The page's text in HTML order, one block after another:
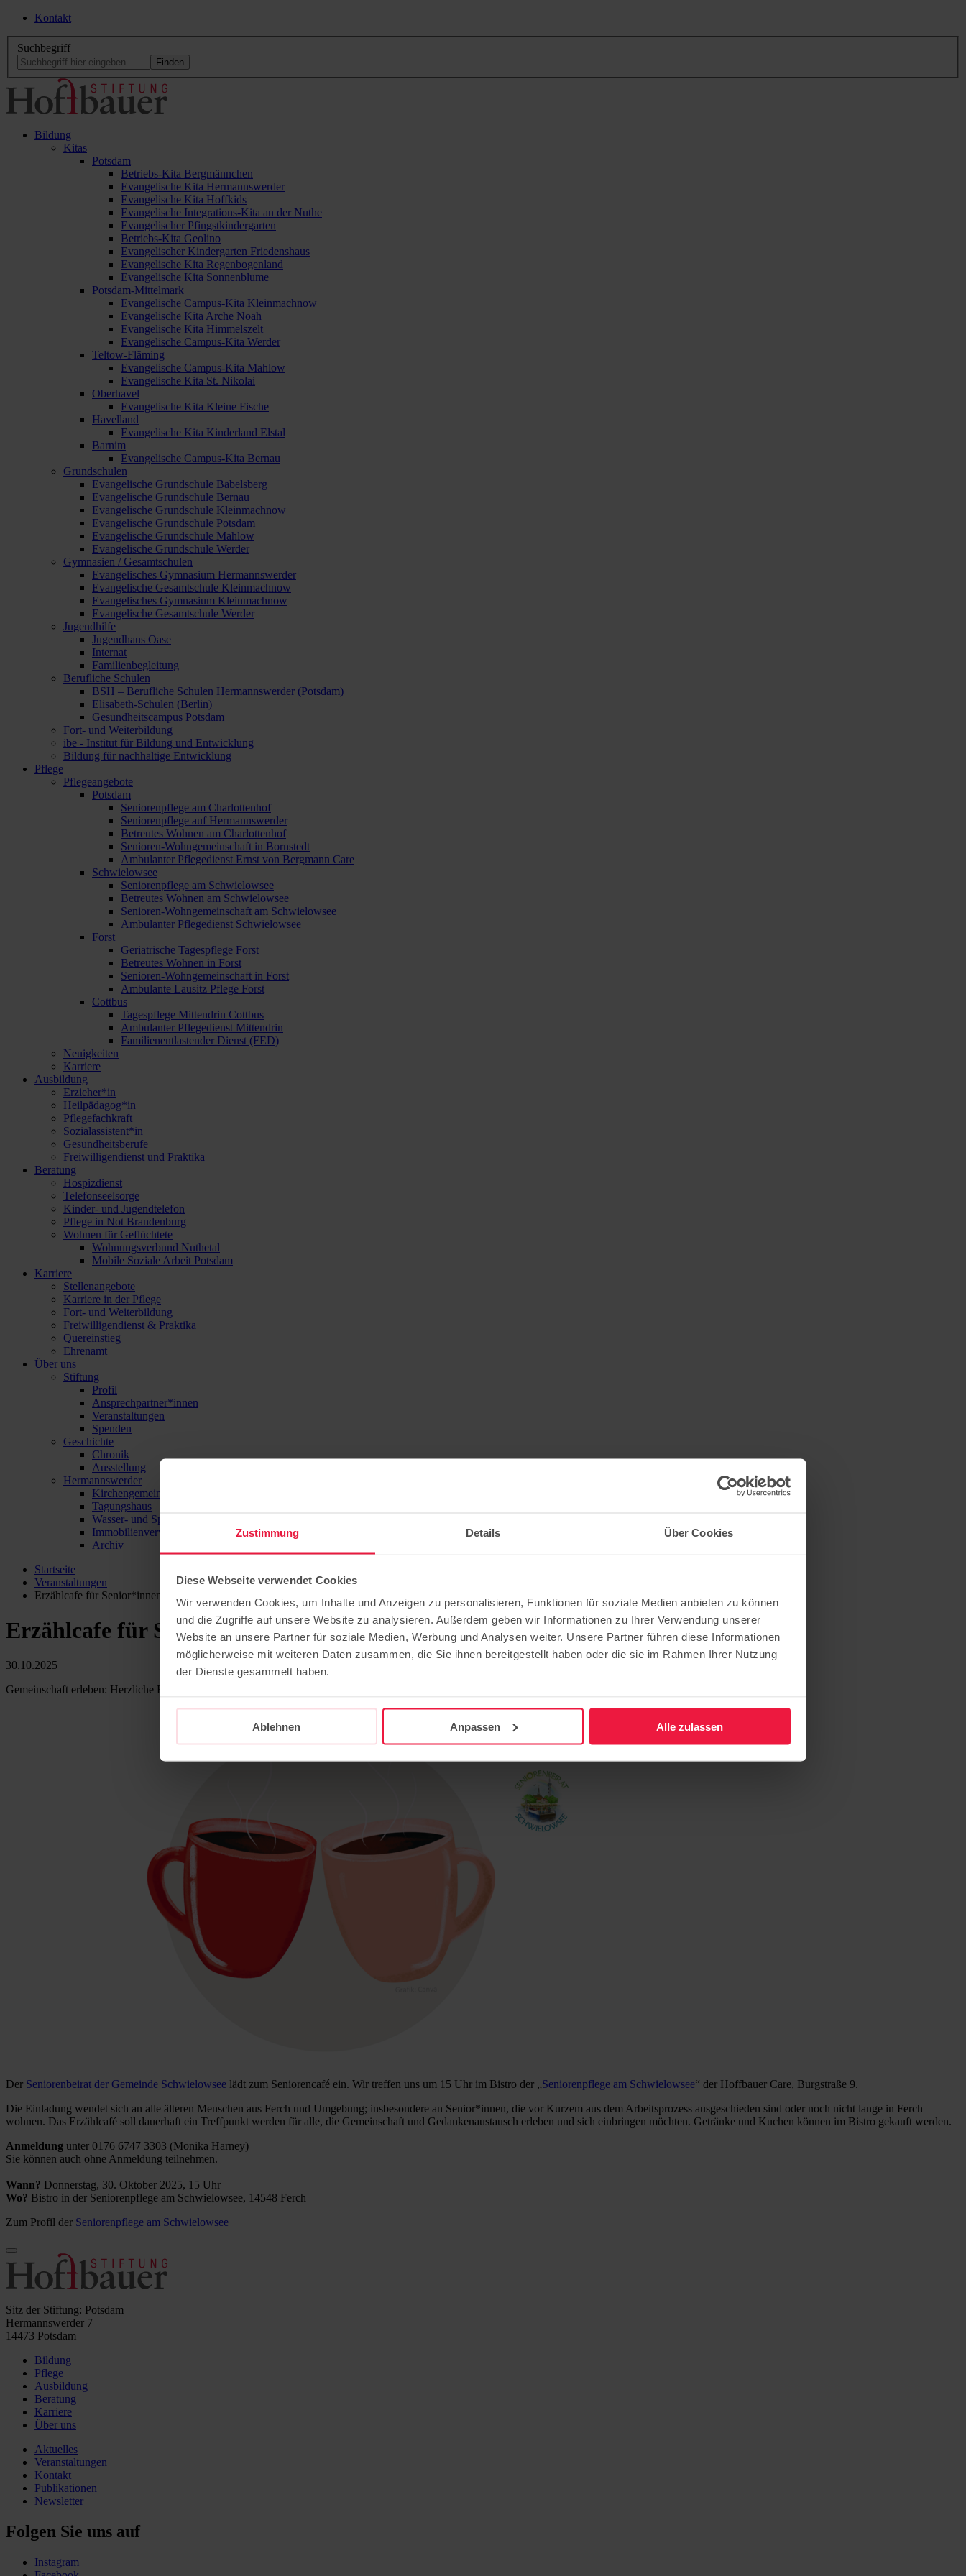
Zustimmung Details Über Cookies
Diese Webseite verwendet Cookies
Wir verwenden Cookies, um Inhalte und Anzeigen zu personalisieren, Funktionen für soziale Medien anbieten zu können
und die Zugriffe auf unsere Website zu analysieren. Außerdem geben wir Informationen zu Ihrer Verwendung unserer
Website an unsere Partner für soziale Medien, Werbung und Analysen weiter. Unsere Partner führen diese Informationen
möglicherweise mit weiteren Daten zusammen, die Sie ihnen bereitgestellt haben oder die sie im Rahmen Ihrer Nutzung
der Dienste gesammelt haben.
Ablehnen Anpassen Alle zulassen
Kontakt
Suchbegriff
Bildung
Kitas
Potsdam
Betriebs-Kita Bergmännchen
Evangelische Kita Hermannswerder
Evangelische Kita Hoffkids
Evangelische Integrations-Kita an der Nuthe
Evangelischer Pfingstkindergarten
Betriebs-Kita Geolino
Evangelischer Kindergarten Friedenshaus
Evangelische Kita Regenbogenland
Evangelische Kita Sonnenblume
Potsdam-Mittelmark
Evangelische Campus-Kita Kleinmachnow
Evangelische Kita Arche Noah
Evangelische Kita Himmelszelt
Evangelische Campus-Kita Werder
Teltow-Fläming
Evangelische Campus-Kita Mahlow
Evangelische Kita St. Nikolai
Oberhavel
Evangelische Kita Kleine Fische
Havelland
Evangelische Kita Kinderland Elstal
Barnim
Evangelische Campus-Kita Bernau
Grundschulen
Evangelische Grundschule Babelsberg
Evangelische Grundschule Bernau
Evangelische Grundschule Kleinmachnow
Evangelische Grundschule Potsdam
Evangelische Grundschule Mahlow
Evangelische Grundschule Werder
Gymnasien / Gesamtschulen
Evangelisches Gymnasium Hermannswerder
Evangelische Gesamtschule Kleinmachnow
Evangelisches Gymnasium Kleinmachnow
Evangelische Gesamtschule Werder
Jugendhilfe
Jugendhaus Oase
Internat
Familienbegleitung
Berufliche Schulen
BSH – Berufliche Schulen Hermannswerder (Potsdam)
Elisabeth-Schulen (Berlin)
Gesundheitscampus Potsdam
Fort- und Weiterbildung
ibe - Institut für Bildung und Entwicklung
Bildung für nachhaltige Entwicklung
Pflege
Pflegeangebote
Potsdam
Seniorenpflege am Charlottenhof
Seniorenpflege auf Hermannswerder
Betreutes Wohnen am Charlottenhof
Senioren-Wohngemeinschaft in Bornstedt
Ambulanter Pflegedienst Ernst von Bergmann Care
Schwielowsee
Seniorenpflege am Schwielowsee
Betreutes Wohnen am Schwielowsee
Senioren-Wohngemeinschaft am Schwielowsee
Ambulanter Pflegedienst Schwielowsee
Forst
Geriatrische Tagespflege Forst
Betreutes Wohnen in Forst
Senioren-Wohngemeinschaft in Forst
Ambulante Lausitz Pflege Forst
Cottbus
Tagespflege Mittendrin Cottbus
Ambulanter Pflegedienst Mittendrin
Familienentlastender Dienst (FED)
Neuigkeiten
Karriere
Ausbildung
Erzieher*in
Heilpädagog*in
Pflegefachkraft
Sozialassistent*in
Gesundheitsberufe
Freiwilligendienst und Praktika
Beratung
Hospizdienst
Telefonseelsorge
Kinder- und Jugendtelefon
Pflege in Not Brandenburg
Wohnen für Geflüchtete
Wohnungsverbund Nuthetal
Mobile Soziale Arbeit Potsdam
Karriere
Stellenangebote
Karriere in der Pflege
Fort- und Weiterbildung
Freiwilligendienst & Praktika
Quereinstieg
Ehrenamt
Über uns
Stiftung
Profil
Ansprechpartner*innen
Veranstaltungen
Spenden
Geschichte
Chronik
Ausstellung
Hermannswerder
Kirchengemeinde
Tagungshaus
Wasser- und Sport-Zentrum Hermannswerder
Immobilienverwaltung
Archiv
Startseite
Veranstaltungen
Erzählcafe für Senior*innen in Ferch im Oktober
Erzählcafe für Senior*innen in Ferch im Oktober
30.10.2025
Gemeinschaft erleben: Herzliche Einladung an alle Senior*innen aus der Region.
Der Seniorenbeirat der Gemeinde Schwielowsee lädt zum Seniorencafé ein. Wir treffen uns um 15 Uhr im Bistro der „Seniorenpflege am Schwielowsee“ der Hoffbauer Care, Burgstraße 9.
Die Einladung wendet sich an alle älteren Menschen aus Ferch und Umgebung; insbesondere an Senior*innen, die vor Kurzem aus dem Arbeitsprozess ausgeschieden sind oder noch nicht lange in Ferch
wohnen. Das Erzählcafé soll dauerhaft ein Treffpunkt werden für alle, die Gemeinschaft und Gedankenaustausch erleben und sich einbringen möchten. Getränke und Kuchen können im Bistro gekauft werden.
Anmeldung unter 0176 6747 3303 (Monika Harney)
Sie können auch ohne Anmeldung teilnehmen.
Wann? Donnerstag, 30. Oktober 2025, 15 Uhr
Wo? Bistro in der Seniorenpflege am Schwielowsee, 14548 Ferch
Zum Profil der Seniorenpflege am Schwielowsee
Sitz der Stiftung: Potsdam
Hermannswerder 7
14473 Potsdam
Bildung
Pflege
Ausbildung
Beratung
Karriere
Über uns
Aktuelles
Veranstaltungen
Kontakt
Publikationen
Newsletter
Folgen Sie uns auf
Instagram